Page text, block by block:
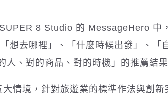
SUPER 8 Studio 的 MessageHero 中
想去哪裡」、「什麼時候出發」、「
人、對的商品、對的時機」的推薦結
情境，針對旅遊業的標準作法與創新